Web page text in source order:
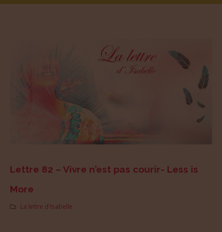
Lettre 82 – Vivre n’est pas courir- Less is
More
La lettre d'Isabelle